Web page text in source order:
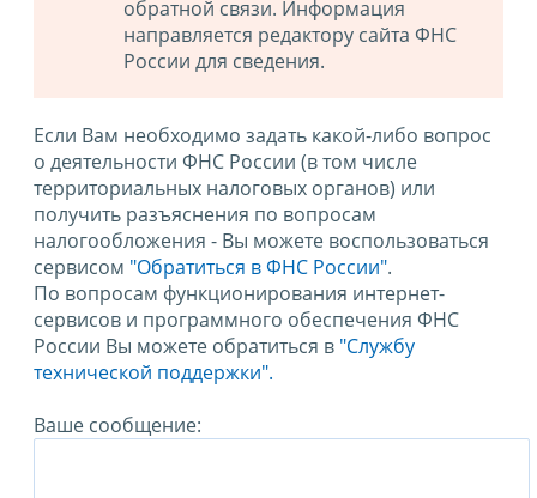
обратной связи. Информация
направляется редактору сайта ФНС
России для сведения.
Если Вам необходимо задать какой-либо вопрос
о деятельности ФНС России (в том числе
территориальных налоговых органов) или
получить разъяснения по вопросам
налогообложения - Вы можете воспользоваться
сервисом "Обратиться в ФНС России".
По вопросам функционирования интернет-
сервисов и программного обеспечения ФНС
России Вы можете обратиться в "Службу
технической поддержки".
Ваше сообщение: